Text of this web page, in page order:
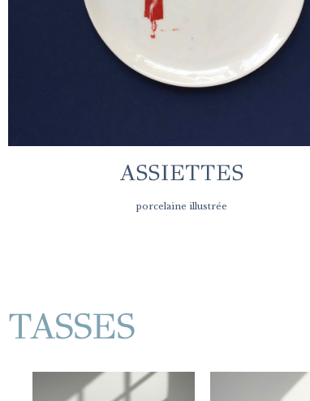
ASSIETTES
porcelaine illustrée
TASSES